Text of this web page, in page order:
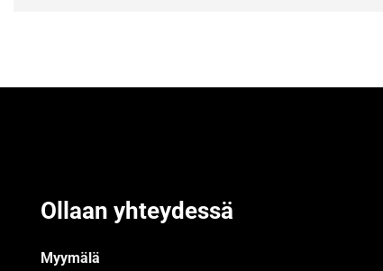
Ollaan yhteydessä
Myymälä